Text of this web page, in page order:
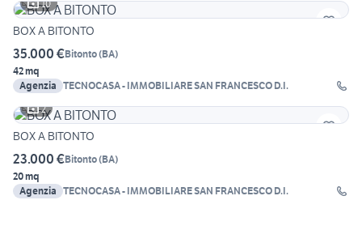
10
BOX A BITONTO
35.000 €Bitonto(BA)
42 mq
Agenzia TECNOCASA - IMMOBILIARE SAN FRANCESCO D.I.
2
BOX A BITONTO
23.000 €Bitonto(BA)
20 mq
Agenzia TECNOCASA - IMMOBILIARE SAN FRANCESCO D.I.